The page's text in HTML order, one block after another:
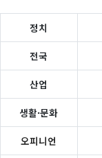
정치
전국
산업
생활·문화
오피니언